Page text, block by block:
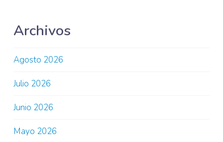
Archivos
Agosto 2026
Julio 2026
Junio 2026
Mayo 2026